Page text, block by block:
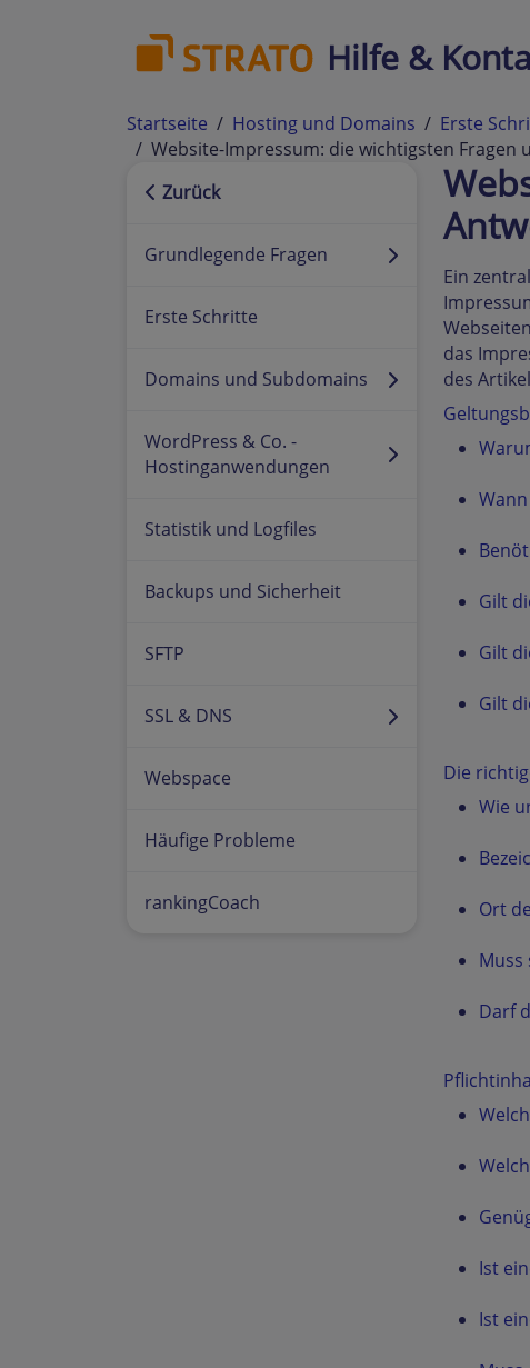
Hilfe &
Startseite Hosting und Domains
Erste
Website-Impressum: die wichtigsten Fragen
Zurück
Grundlegende Fragen
Erste Schritte
Domains und Subdomains
WordPress & Co. -
Hostinganwendungen
Statistik und Logfiles
Backups und Sicherheit
SFTP
SSL & DNS
Webspace
Häufige Probleme
rankingCoach
Ein
das
des
Gilt
Gilt
Gilt
Die
Wie
Ort
Darf
Ist
Ist